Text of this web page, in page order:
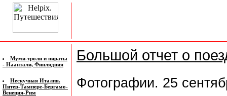
Муми-троли и пираты
- Наантали, Финлядния
Нескучная Италия.
Питер-Тампере-Бергамо-
Венеция-Рим
Большой отчет о
Фотографии. 25